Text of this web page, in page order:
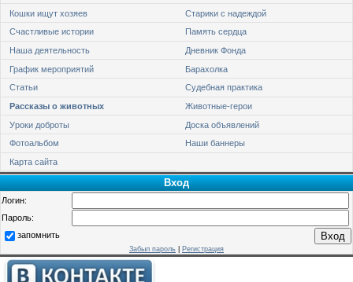
Кошки ищут хозяев
Старики с надеждой
Счастливые истории
Память сердца
Наша деятельность
Дневник Фонда
График мероприятий
Барахолка
Статьи
Судебная практика
Рассказы о животных
Животные-герои
Уроки доброты
Доска объявлений
Фотоальбом
Наши баннеры
Карта сайта
Вход
Логин:
Пароль:
запомнить
Забыл пароль Регистрация